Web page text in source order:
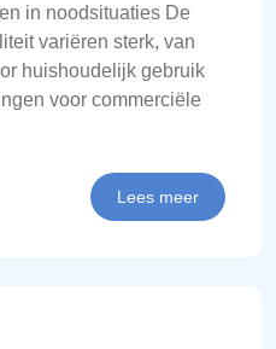
in noodsituaties De
variëren sterk, van
huishoudelijk gebruik
voor commerciële
Lees meer